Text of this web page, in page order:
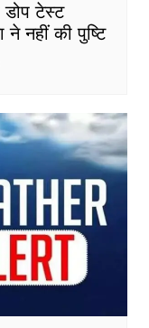
टेस्ट
ने नहीं की पुष्टि